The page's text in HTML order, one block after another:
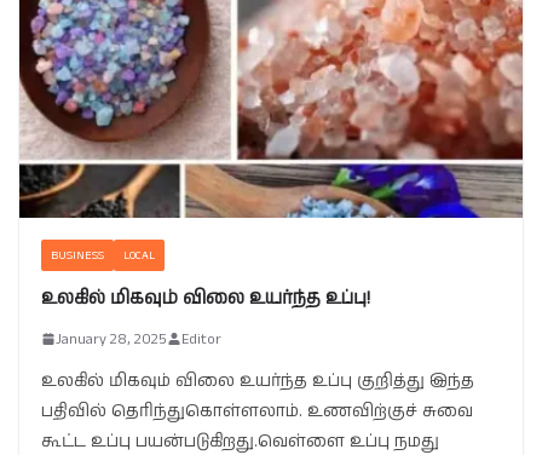
BUSINESS LOCAL
உலகில் மிகவும் விலை உயர்ந்த உப்பு!
January 28, 2025 Editor
உலகில் மிகவும் விலை உயர்ந்த உப்பு குறித்து இந்த
பதிவில் தெரிந்துகொள்ளலாம். உணவிற்குச் சுவை
கூட்ட உப்பு பயன்படுகிறது.வெள்ளை உப்பு நமது